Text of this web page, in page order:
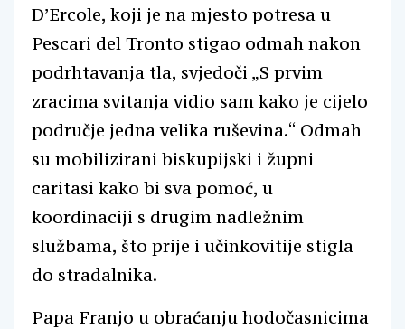
D’Ercole, koji je na mjesto potresa u
Pescari del Tronto stigao odmah nakon
podrhtavanja tla, svjedoči „S prvim
zracima svitanja vidio sam kako je cijelo
područje jedna velika ruševina.“ Odmah
su mobilizirani biskupijski i župni
caritasi kako bi sva pomoć, u
koordinaciji s drugim nadležnim
službama, što prije i učinkovitije stigla
do stradalnika.
Papa Franjo u obraćanju hodočasnicima